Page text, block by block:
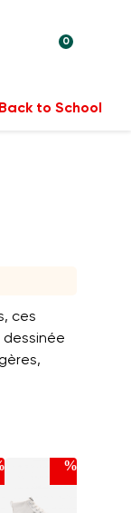
0
Back to School
ces
%